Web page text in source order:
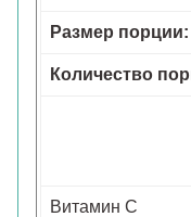
Размер порции:
Количество
Витамин С